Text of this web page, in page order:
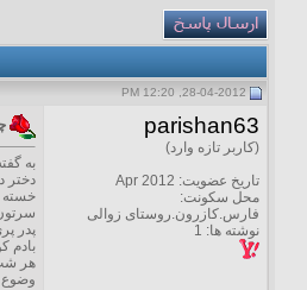
28-04-2012, 12:20 PM
parishan63
(کاربر تازه وارد)
تاریخ عضویت: Apr 2012
محل سکونت:
فارس.کازرون.روستای زوالی
نوشته ها: 1
به
دختر
خسته
پدر
بادم
هر
وضوع